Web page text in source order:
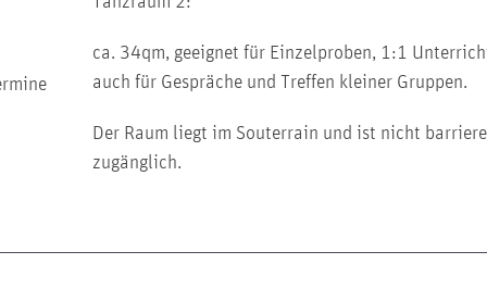
ca. 34qm, geeignet für Einzelproben, 1:1
auch für Gespräche und Treffen kleiner Gruppen.
Der Raum liegt im Souterrain und ist nicht
zugänglich.